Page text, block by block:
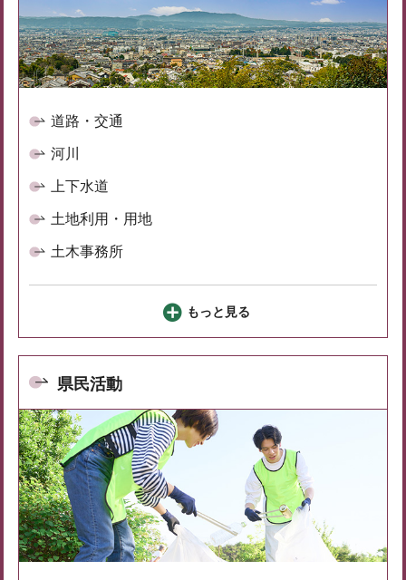
道路・交通
河川
上下水道
土地利用・用地
土木事務所
もっと見る
県民活動